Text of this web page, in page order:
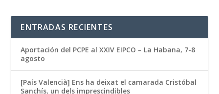
ENTRADAS RECIENTES
Aportación del PCPE al XXIV EIPCO – La Habana, 7-8
agosto
[País Valencià] Ens ha deixat el camarada Cristóbal
Sanchís, un dels imprescindibles